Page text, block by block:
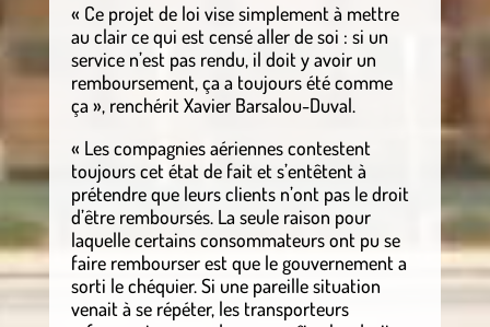
« Ce projet de loi vise simplement à mettre
au clair ce qui est censé aller de soi : si un
service n’est pas rendu, il doit y avoir un
remboursement, ça a toujours été comme
ça », renchérit Xavier Barsalou-Duval.
« Les compagnies aériennes contestent
toujours cet état de fait et s’entêtent à
prétendre que leurs clients n’ont pas le droit
d’être remboursés. La seule raison pour
laquelle certains consommateurs ont pu se
faire rembourser est que le gouvernement a
sorti le chéquier. Si une pareille situation
venait à se répéter, les transporteurs